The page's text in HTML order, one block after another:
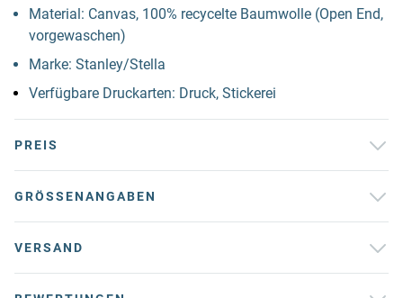
Material: Canvas, 100% recycelte Baumwolle (Open End,
vorgewaschen)
Marke: Stanley/Stella
Verfügbare Druckarten: Druck, Stickerei
PREIS
GRÖSSENANGABEN
VERSAND